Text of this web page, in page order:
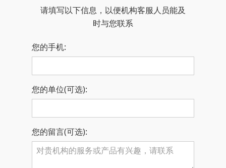
请填写以下信息，以便机构客服人员能及
时与您联系
您的手机:
您的单位(可选):
您的留言(可选):